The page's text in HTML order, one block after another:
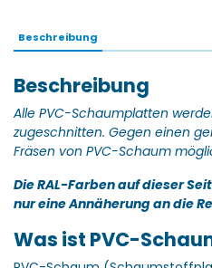
Beschreibung
Beschreibung
Alle PVC-Schaumplatten
zugeschnitten. Gegen einen
Fräsen von PVC-Schaum
Die RAL-Farben auf dieser
nur eine Annäherung an die
Was ist PVC-